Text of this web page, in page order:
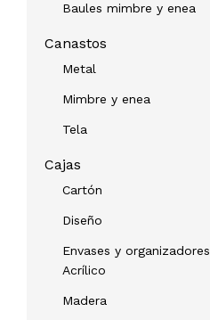
Baules mimbre y enea
Canastos
Metal
Mimbre y enea
Tela
Cajas
Cartón
Diseño
Envases y organizadores
Acrílico
Madera